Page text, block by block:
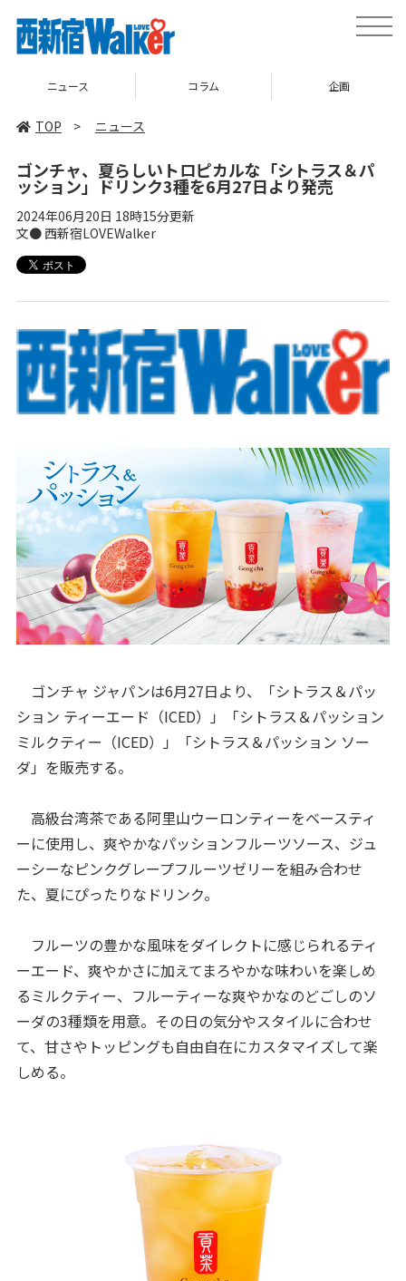
toggle
ニュース コラム 企画
TOP > ニュース
ゴンチャ、夏らしいトロピカルな「シトラス＆パ
ッション」ドリンク3種を6月27日より発売
2024年06月20日 18時15分更新
文● 西新宿LOVEWalker
ゴンチャ ジャパンは6月27日より、「シトラス＆パッ
ション ティーエード（ICED）」「シトラス＆パッション
ミルクティー（ICED）」「シトラス＆パッション ソー
ダ」を販売する。
高級台湾茶である阿里山ウーロンティーをベースティ
ーに使用し、爽やかなパッションフルーツソース、ジュ
ーシーなピンクグレープフルーツゼリーを組み合わせ
た、夏にぴったり​なドリンク。
フルーツの豊かな風味をダイレクトに感じられるティ
ーエード、爽やかさに加えてまろやかな味わいを楽しめ
るミルクティー、フルーティーな爽やかなのどごしのソ
ーダの3種類を用意。その日の気分やスタイルに合わせ
て、甘さやトッピングも自由自在にカスタマイズして楽
しめる。